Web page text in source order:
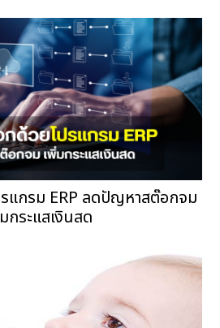
แกรม ERP ลดปัญหาสต๊อกจม
กระแสเงินสด